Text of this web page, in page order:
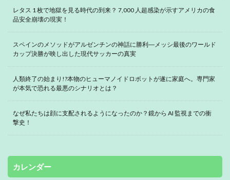
レタス 1 枚で地獄を見る時代の到来？ 7,000 人超感染が示すアメリカの食
品安全崩壊の現実！
スペインのメソッドがアルゼンチンの神話に勝利―メッシ最後のワールド
カップ決勝が映し出した現代サッカーの真実
人類終了の始まり!?本物のヒューマノイドロボットが遂に家庭へ。専門家
が本気で恐れる最悪のシナリオとは？
なぜ私たちは顔に支配されるようになったのか？鏡から AI 監視までの衝
撃史！
カレンダー